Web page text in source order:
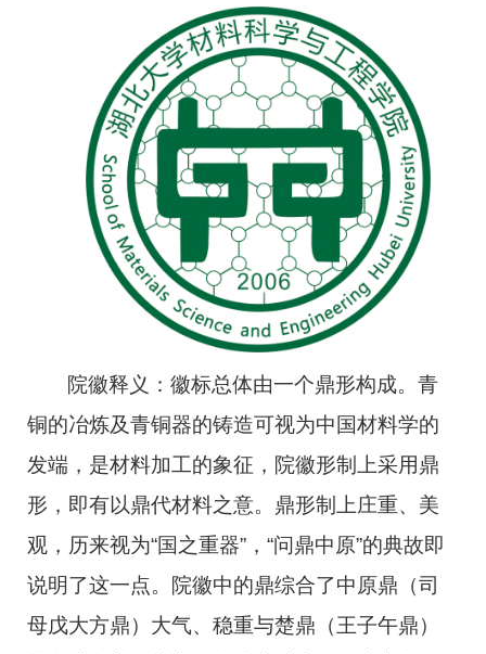
院徽释义：徽标总体由一个鼎形构成。青
铜的冶炼及青铜器的铸造可视为中国材料学的
发端，是材料加工的象征，院徽形制上采用鼎
形，即有以鼎代材料之意。鼎形制上庄重、美
观，历来视为“国之重器”，“问鼎中原”的典故即
说明了这一点。院徽中的鼎综合了中原鼎（司
母戊大方鼎）大气、稳重与楚鼎（王子午鼎）